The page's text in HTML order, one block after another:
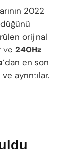
2022
orijinal
ve 240Hz
‘dan en son
ayrıntılar.